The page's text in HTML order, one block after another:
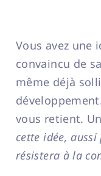
Vous avez une
convaincu de
même déjà
vous retient.
cette idée,
résistera à la